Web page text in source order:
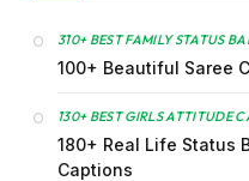
310+ BEST FAMILY STATUS
100+ Beautiful Saree
130+ BEST GIRLS ATTITUDE
180+ Real Life Status
Captions